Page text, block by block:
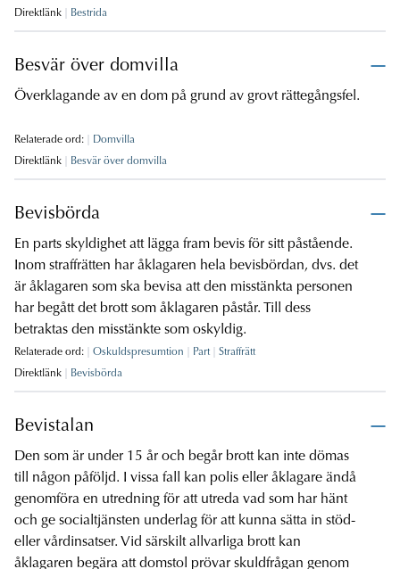
Direktlänk Bestrida
Besvär över domvilla
Överklagande av en dom på grund av grovt rättegångsfel.
Relaterade ord:
Domvilla
Direktlänk
Besvär över domvilla
Bevisbörda
En parts skyldighet att lägga fram bevis för sitt påstående.
Inom straffrätten har åklagaren hela bevisbördan, dvs. det
är åklagaren som ska bevisa att den misstänkta personen
har begått det brott som åklagaren påstår. Till dess
betraktas den misstänkte som oskyldig.
Relaterade ord: Oskuldspresumtion Part
Straffrätt
Direktlänk
Bevisbörda
Bevistalan
Den som är under 15 år och begår brott kan inte dömas
till någon påföljd. I vissa fall kan polis eller åklagare ändå
genomföra en utredning för att utreda vad som har hänt
och ge socialtjänsten underlag för att kunna sätta in stöd-
eller vårdinsatser. Vid särskilt allvarliga brott kan
åklagaren begära att domstol prövar skuldfrågan genom